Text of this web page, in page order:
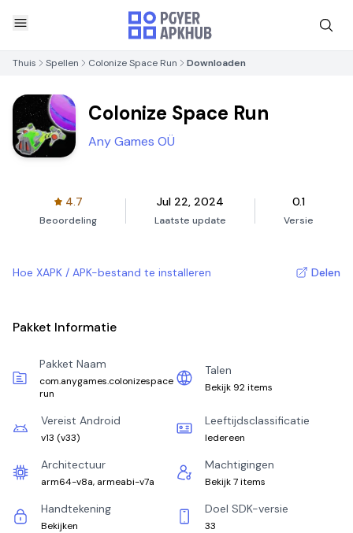
Thuis Spellen Colonize Space Run Downloaden
Colonize Space Run
Any Games OÜ
4.7
Beoordeling
Jul 22, 2024
Laatste update
0.1
Versie
Hoe XAPK / APK-bestand te installeren Delen
Pakket Informatie
Pakket Naam
com.anygames.colonizespace
run
Talen
Bekijk 92 items
Vereist Android
v13 (v33)
Leeftijdsclassificatie
Iedereen
Architectuur
arm64-v8a, armeabi-v7a
Machtigingen
Bekijk 7 items
Handtekening
Bekijken
Doel SDK-versie
33